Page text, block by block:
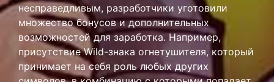
несправедливым, разработчики уготовили
множество бонусов и дополнительных
возможностей для заработка. Например,
присутствие Wild-знака огнетушителя, который
принимает на себя роль любых других